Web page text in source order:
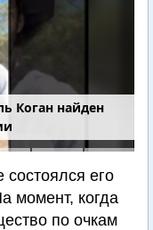
Коган найден
его
момент, когда
по очкам